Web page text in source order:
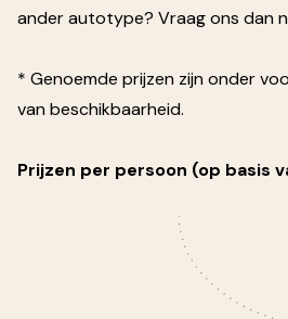
ander autotype? Vraag ons dan
* Genoemde prijzen zijn onder
van beschikbaarheid.
Prijzen per persoon (op basis